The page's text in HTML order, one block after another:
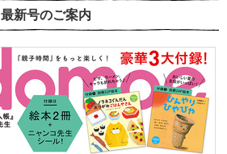
最新号のご案内